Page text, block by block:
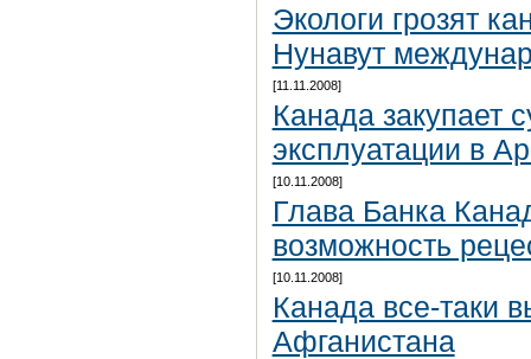
Экологи грозят
Нунавут
[11.11.2008]
Канада закупает
эксплуатации в
[10.11.2008]
Глава Банка
возможность
[10.11.2008]
Канада все-таки
Афганистана